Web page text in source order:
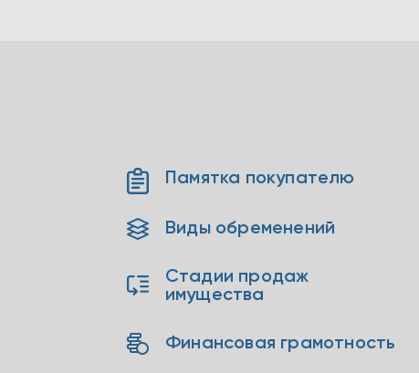
Памятка покупателю
Виды обременений
Стадии продаж
имущества
Финансовая грамотность